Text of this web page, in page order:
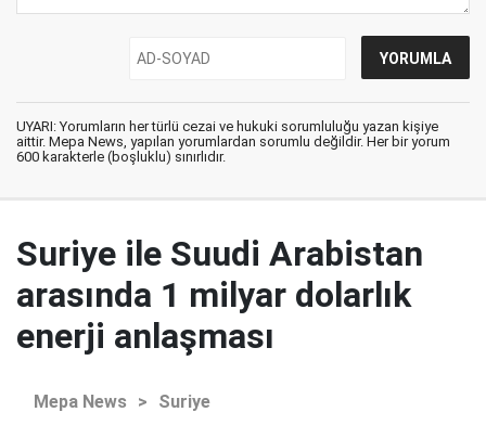
UYARI: Yorumların her türlü cezai ve hukuki sorumluluğu yazan kişiye
aittir. Mepa News, yapılan yorumlardan sorumlu değildir. Her bir yorum
600 karakterle (boşluklu) sınırlıdır.
Suriye ile Suudi Arabistan
arasında 1 milyar dolarlık
enerji anlaşması
Mepa News > Suriye